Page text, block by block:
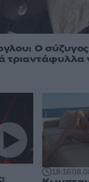
O
τριαντάφυλλα
18:16